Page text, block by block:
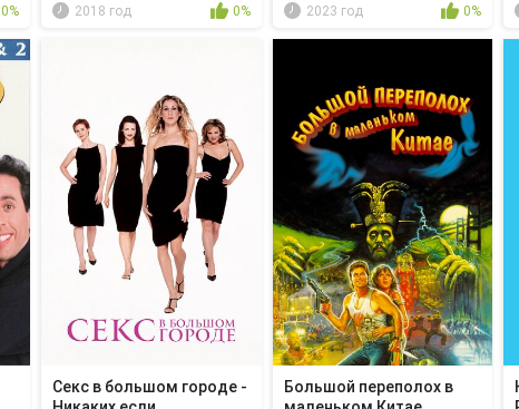
0% 2018 год 0% 2023 год 0%
Секс в большом городе -
Большой переполох в